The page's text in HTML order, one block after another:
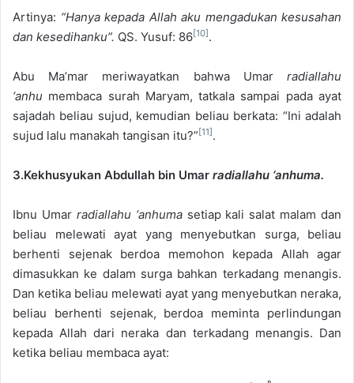
Artinya: “Hanya kepada Allah aku mengadukan kesusahan
dan kesedihanku”. QS. Yusuf: 86[10] .
Abu Ma’mar meriwayatkan bahwa Umar radiallahu
‘anhu membaca surah Maryam, tatkala sampai pada ayat
sajadah beliau sujud, kemudian beliau berkata: “Ini adalah
sujud lalu manakah tangisan itu?” [11] .
3.Kekhusyukan Abdullah bin Umar radiallahu ‘anhuma.
Ibnu Umar radiallahu ‘anhuma setiap kali salat malam dan
beliau melewati ayat yang menyebutkan surga, beliau
berhenti sejenak berdoa memohon kepada Allah agar
dimasukkan ke dalam surga bahkan terkadang menangis.
Dan ketika beliau melewati ayat yang menyebutkan neraka,
beliau berhenti sejenak, berdoa meminta perlindungan
kepada Allah dari neraka dan terkadang menangis. Dan
ketika beliau membaca ayat: